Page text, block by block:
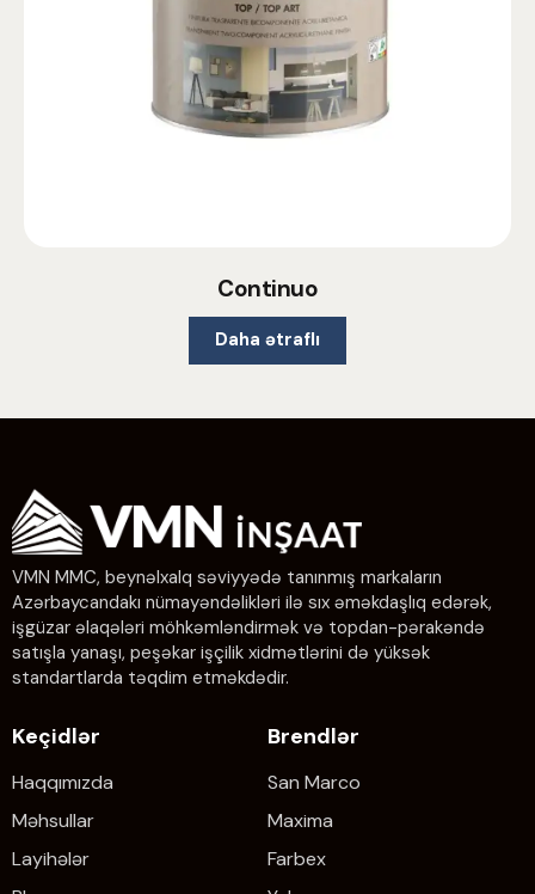
Continuo
Daha ətraflı
VMN MMC, beynəlxalq səviyyədə tanınmış markaların
Azərbaycandakı nümayəndəlikləri ilə sıx əməkdaşlıq edərək,
işgüzar əlaqələri möhkəmləndirmək və topdan-pərakəndə
satışla yanaşı, peşəkar işçilik xidmətlərini də yüksək
standartlarda təqdim etməkdədir.
Keçidlər
Haqqımızda
Məhsullar
Layihələr
Brendlər
San Marco
Maxima
Farbex